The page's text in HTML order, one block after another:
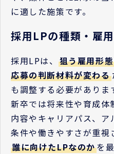
に適した施策です。
採用LPの種類・雇
採用LPは、 狙う雇用形
応募の判断材料が変わる
も調整する必要がありま
新卒では将来性や育成
内容やキャリアパス、
条件や働きやすさが重視
誰に向けたLPなのかを